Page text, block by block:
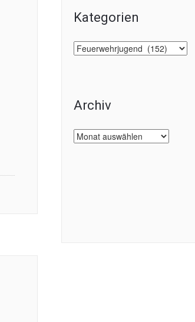
Kategorien
Kategorien
Archiv
Archiv